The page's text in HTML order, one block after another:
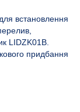
встановлення
LIDZK01B.
придбання